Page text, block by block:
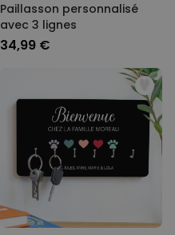
Paillasson personnalisé
avec 3 lignes
34,99 €